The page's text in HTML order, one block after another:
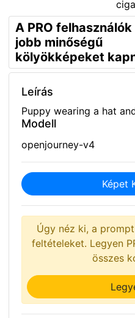
A PRO felhasználók
jobb minőségű
kölyökképeket
Leírás
Puppy wearing a hat
Modell
openjourney-v4
Képet
Úgy néz ki, a
feltételeket. Legyen
összes